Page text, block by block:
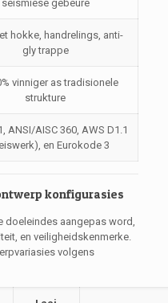
seismiese gebeure
hokke, handrelings, anti-
gly trappe
vinniger as tradisionele
strukture
ANSI/AISC 360, AWS D1.1
en Eurokode 3
konfigurasies
doeleindes aangepas word,
en veiligheidskenmerke.
volgens